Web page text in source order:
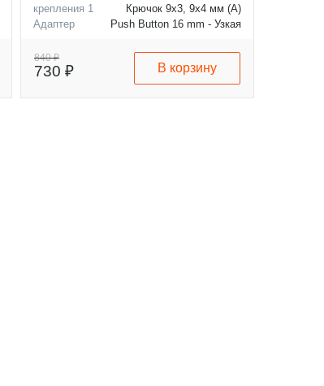
крепления 1
Крючок 9x3, 9x4 мм (A)
Адаптер
Push Button 16 mm - Узкая
840 ₽
730 ₽ В корзину